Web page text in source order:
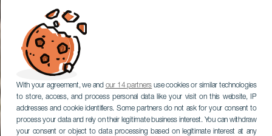
With your agreement, we and our 14 partners use cookies or similar technologies
to store, access, and process personal data like your visit on this website, IP
addresses and cookie identifiers. Some partners do not ask for your consent to
process your data and rely on their legitimate business interest. You can withdraw
your consent or object to data processing based on legitimate interest at any